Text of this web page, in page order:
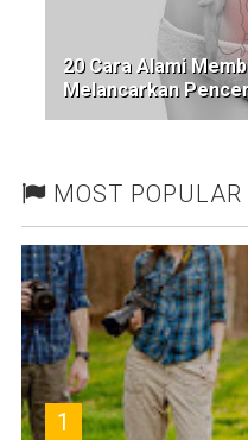
20 Cara Alami
Melancarkan
MOST POPULAR
1